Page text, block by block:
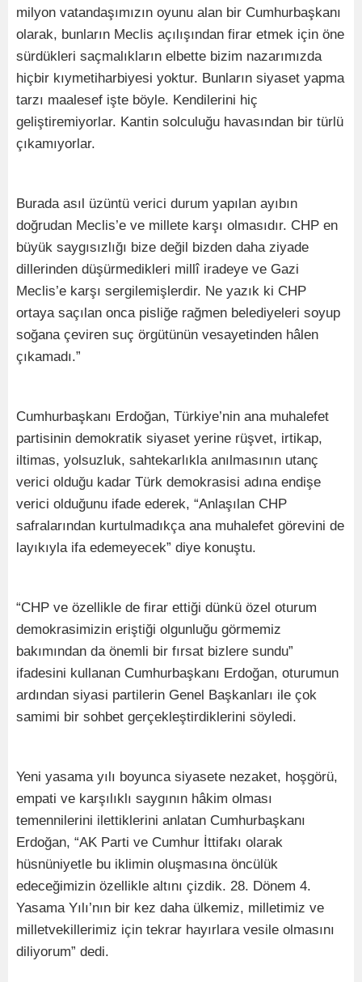
milyon vatandaşımızın oyunu alan bir Cumhurbaşkanı
olarak, bunların Meclis açılışından firar etmek için öne
sürdükleri saçmalıkların elbette bizim nazarımızda
hiçbir kıymetiharbiyesi yoktur. Bunların siyaset yapma
tarzı maalesef işte böyle. Kendilerini hiç
geliştiremiyorlar. Kantin solculuğu havasından bir türlü
çıkamıyorlar.
Burada asıl üzüntü verici durum yapılan ayıbın
doğrudan Meclis’e ve millete karşı olmasıdır. CHP en
büyük saygısızlığı bize değil bizden daha ziyade
dillerinden düşürmedikleri millî iradeye ve Gazi
Meclis’e karşı sergilemişlerdir. Ne yazık ki CHP
ortaya saçılan onca pisliğe rağmen belediyeleri soyup
soğana çeviren suç örgütünün vesayetinden hâlen
çıkamadı.”
Cumhurbaşkanı Erdoğan, Türkiye’nin ana muhalefet
partisinin demokratik siyaset yerine rüşvet, irtikap,
iltimas, yolsuzluk, sahtekarlıkla anılmasının utanç
verici olduğu kadar Türk demokrasisi adına endişe
verici olduğunu ifade ederek, “Anlaşılan CHP
safralarından kurtulmadıkça ana muhalefet görevini de
layıkıyla ifa edemeyecek” diye konuştu.
“CHP ve özellikle de firar ettiği dünkü özel oturum
demokrasimizin eriştiği olgunluğu görmemiz
bakımından da önemli bir fırsat bizlere sundu”
ifadesini kullanan Cumhurbaşkanı Erdoğan, oturumun
ardından siyasi partilerin Genel Başkanları ile çok
samimi bir sohbet gerçekleştirdiklerini söyledi.
Yeni yasama yılı boyunca siyasete nezaket, hoşgörü,
empati ve karşılıklı saygının hâkim olması
temennilerini ilettiklerini anlatan Cumhurbaşkanı
Erdoğan, “AK Parti ve Cumhur İttifakı olarak
hüsnüniyetle bu iklimin oluşmasına öncülük
edeceğimizin özellikle altını çizdik. 28. Dönem 4.
Yasama Yılı’nın bir kez daha ülkemiz, milletimiz ve
milletvekillerimiz için tekrar hayırlara vesile olmasını
diliyorum” dedi.